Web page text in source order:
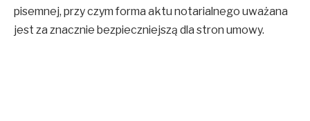
pisemnej, przy czym forma aktu notarialnego uważana
jest za znacznie bezpieczniejszą dla stron umowy.